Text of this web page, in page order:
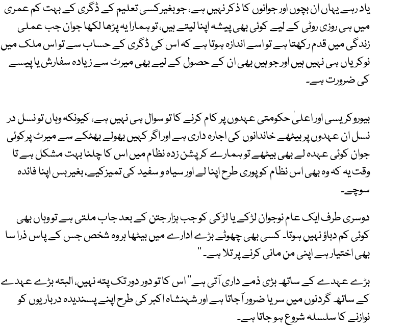
یاد رہے یہاں ان بچوں اور جوانوں کا ذکر نہیں ہے، جو بغیرکسی تعلیم کے ڈگری کے بہت کم عمری
میں ہی روزی روٹی کے لیے کوئی بھی پیشہ اپنا لیتے ہیں، تو ہمارا یہ پڑھا لکھا جوان جب عملی
زندگی میں قدم رکھتا ہے تو اسے اندازہ ہوتا ہے کہ اس کی ڈگری کے حساب سے تو اس ملک میں
نوکریاں ہی نہیں ہیں اور جو ہیں بھی ان کے حصول کے لیے بھی میرٹ سے زیادہ سفارش یا پیسے
کی ضرورت ہے۔
بیوروکریسی اور اعلیٰ حکومتی عہدوں پر کام کرنے کا تو سوال ہی نہیں ہے، کیونکہ وہاں تو نسل در
نسل ان عہدوں پر بیٹھے خاندانوں کی اجارہ داری ہے اور اگر کہیں بھولے بھٹکے سے میرٹ پرکوئی
جوان کوئی عہدہ لے بھی بیٹھے تو ہمارے کرپشن زدہ نظام میں اس کا چلنا بہت مشکل ہے تا
وقت یہ کہ وہ بھی اس نظام کو پوری طرح اپنا لے اور سیاہ و سفید کی تمیزکیے، بغیر بس اپنا فائدہ
سوچے۔
دوسری طرف ایک عام نوجوان لڑکے یا لڑکی کو جب ہزار جتن کے بعد جاب ملتی ہے تو وہاں بھی
کوئی کم دباؤ نہیں ہوتا۔ کسی بھی چھوٹے بڑے ادارے میں بیٹھا ہر وہ شخص جس کے پاس ذرا سا
بھی اختیار ہے اپنی من مانی کرنے پر تلا ہے۔ ’’
بڑے عہدے کے ساتھ بڑی ذمے داری آتی ہے‘‘ اس کا تو دور دور تک پتہ نہیں، البتہ بڑے عہدے
کے ساتھ گردنوں میں سریا ضرور آجاتا ہے اور شہنشاہ اکبر کی طرح اپنے پسندیدہ درباریوں کو
نوازنے کا سلسلہ شروع ہو جاتا ہے۔